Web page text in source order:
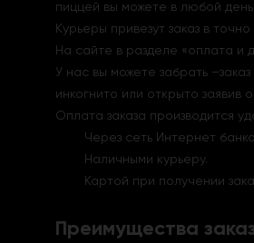
пиццей вы можете в любой
Курьеры привезут заказ вточно
На сайте в разделе «оплата и
У нас вы можете забрать
инкогнито или открыто заявив
Оплата заказа производится
Через сеть Интернет
Наличными курьеру.
Картой при получении
Преимущества